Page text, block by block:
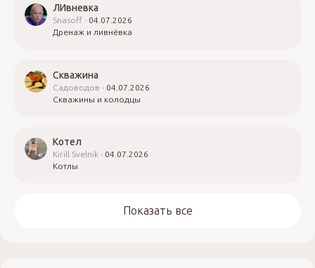
ЛИвневка
Snasoff
04.07.2026
Дренаж и ливнёвка
Скважина
Садоводов
04.07.2026
Скважины и колодцы
Котел
Kirill Svelnik
04.07.2026
Котлы
Показать все